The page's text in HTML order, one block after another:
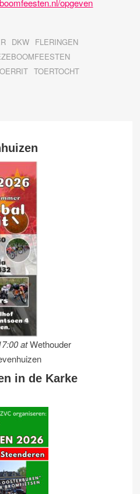
opgeven
DKW FLERINGEN
TOERTOCHT
atWethouder
in de Karke